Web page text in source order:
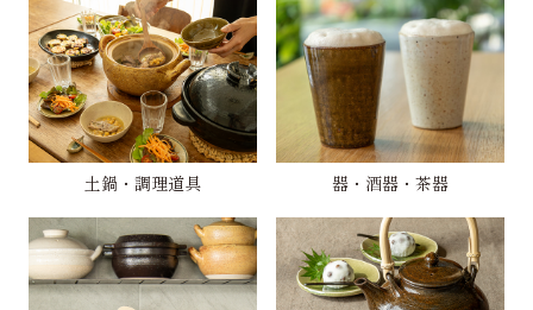
土鍋・調理道具 器・酒器・茶器